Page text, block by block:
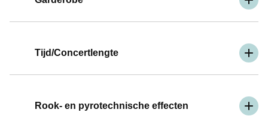
Tijd/Concertlengte
Rook- en pyrotechnische effecten